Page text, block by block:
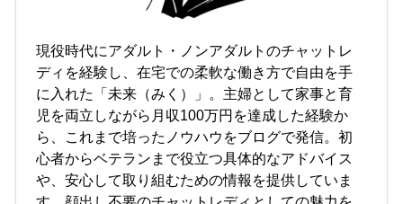
現役時代にアダルト・ノンアダルトのチャットレ
ディを経験し、在宅での柔軟な働き方で自由を手
に入れた「未来（みく）」。主婦として家事と育
児を両立しながら月収100万円を達成した経験か
ら、これまで培ったノウハウをブログで発信。初
心者からベテランまで役立つ具体的なアドバイス
や、安心して取り組むための情報を提供していま